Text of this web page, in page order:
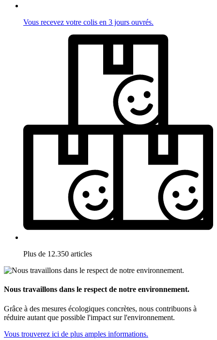
Vous recevez votre colis en 3 jours ouvrés.
Plus de 12.350 articles
Nous travaillons dans le respect de notre environnement.
Grâce à des mesures écologiques concrètes, nous contribuons à
réduire autant que possible l'impact sur l'environnement.
Vous trouverez ici de plus amples informations.